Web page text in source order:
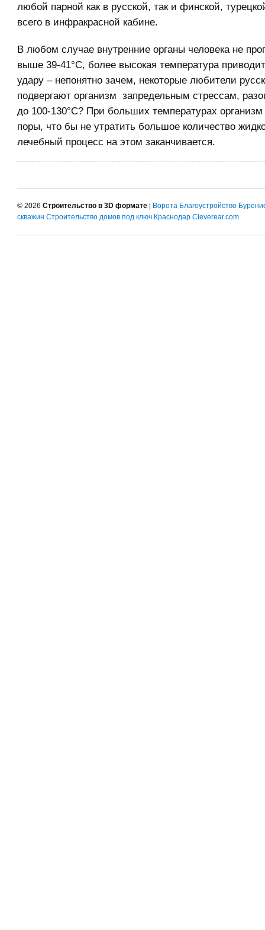
любой парной как в русской, так и финской,
всего в инфракрасной кабине.
В любом случае внутренние органы человека не
выше 39-41°С, более высокая температура
удару – непонятно зачем, некоторые любители
подвергают организм запредельным стрессам,
до 100-130°С? При больших температурах организм
поры, что бы не утратить большое количество
лечебный процесс на этом заканчивается.
© 2026 Строительство в 3D формате | Ворота Благоустройство
скважин Строительство домов под ключ Краснодар Cleverear.com